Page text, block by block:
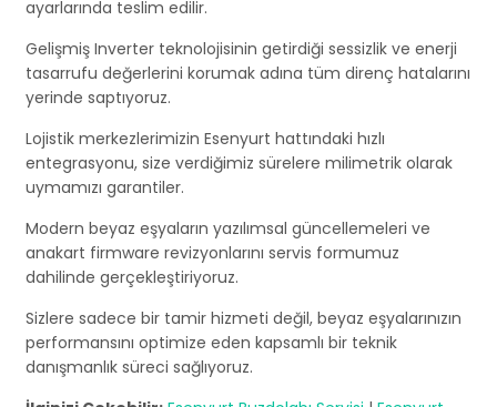
ayarlarında teslim edilir.
Gelişmiş Inverter teknolojisinin getirdiği sessizlik ve enerji
tasarrufu değerlerini korumak adına tüm direnç hatalarını
yerinde saptıyoruz.
Lojistik merkezlerimizin Esenyurt hattındaki hızlı
entegrasyonu, size verdiğimiz sürelere milimetrik olarak
uymamızı garantiler.
Modern beyaz eşyaların yazılımsal güncellemeleri ve
anakart firmware revizyonlarını servis formumuz
dahilinde gerçekleştiriyoruz.
Sizlere sadece bir tamir hizmeti değil, beyaz eşyalarınızın
performansını optimize eden kapsamlı bir teknik
danışmanlık süreci sağlıyoruz.